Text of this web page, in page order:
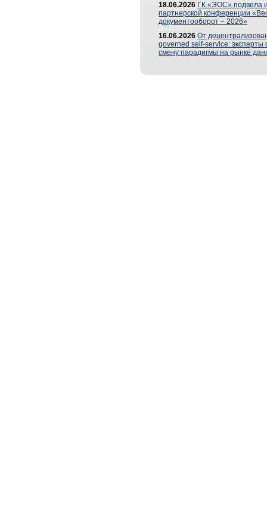
18.06.2026 ГК «ЭОС» подвела
партнерской конференции
документооборот – 2026»
16.06.2026 От
governed self-service: эксперты
смену парадигмы на рынке